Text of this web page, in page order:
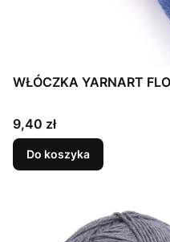
WŁÓCZKA YARNART
Cena
9,40 zł
Do koszyka